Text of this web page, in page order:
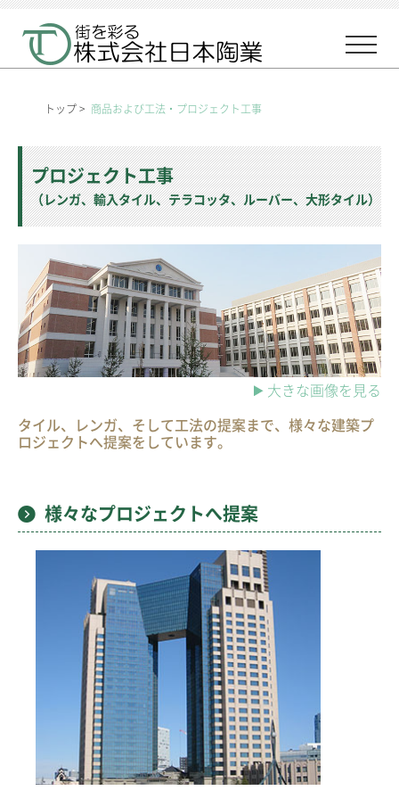
トップ> 商品および工法・プロジェクト工事
プロジェクト工事
（レンガ、輸入タイル、テラコッタ、ルーバー、大形タイル）
大きな画像を見る
タイル、レンガ、そして工法の提案まで、様々な建築プ
ロジェクトへ提案をしています。
様々なプロジェクトへ提案